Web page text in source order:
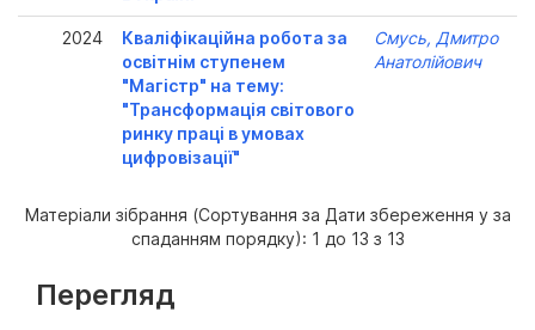
2024
Кваліфікаційна робота за
освітнім ступенем
"Магістр" на тему:
"Трансформація світового
ринку праці в умовах
цифровізації"
Смусь, Дмитро
Анатолійович
Матеріали зібрання (Сортування за Дати збереження у за
спаданням порядку): 1 до 13 з 13
Перегляд